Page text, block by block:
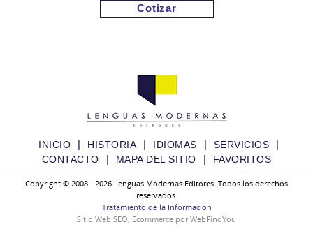
Cotizar
La coscienza di Zeno
INICIO | HISTORIA | IDIOMAS | SERVICIOS |
CONTACTO | MAPA DEL SITIO | FAVORITOS
Copyright © 2008 - 2026 Lenguas Modernas Editores. Todos los derechos
reservados.
Tratamiento de la Información
Sitio Web SEO, Ecommerce porWebFindYou